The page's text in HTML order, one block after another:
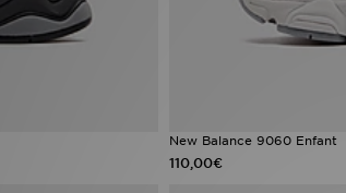
New Balance 9060 Enfant
110,00€